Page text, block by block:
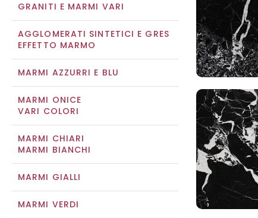
GRANITI E MARMI VARI
AGGLOMERATI SINTETICI E GRES
EFFETTO MARMO
MARMI AZZURRI E BLU
MARMI ONICE
VARI COLORI
MARMI CHIARI
MARMI BIANCHI
MARMI GIALLI
MARMI VERDI